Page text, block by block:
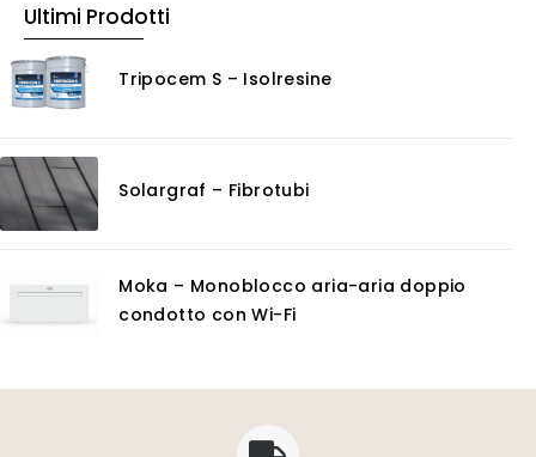
Ultimi Prodotti
Tripocem S – Isolresine
Solargraf – Fibrotubi
Moka – Monoblocco aria-aria doppio
condotto con Wi-Fi